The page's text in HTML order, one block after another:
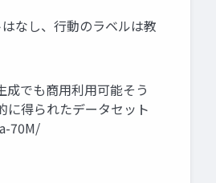
なし、行動のラベルは教
でも商用利用可能そう
に得られたデータセット
70M/